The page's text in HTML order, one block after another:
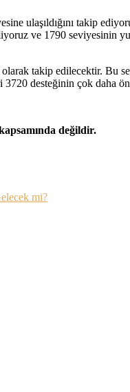
ulaşıldığını takip
ve 1790 seviyesinin
takip edilecektir. Bu
3720 desteğinin çok daha
değildir.
mi?